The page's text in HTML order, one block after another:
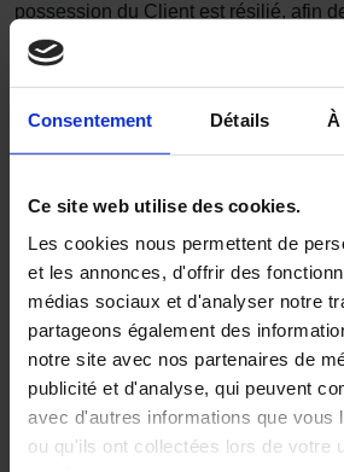
Consentement Détails
Ce site web utilise des cookies.
Les cookies nous permettent de
et les annonces, d'offrir des
médias sociaux et d'analyser notre
partageons également des
notre site avec nos partenaires de
publicité et d'analyse, qui peuvent
avec d'autres informations que vous
ou qu'ils ont collectées lors de votre
possession du Client est résilié, afin
9. DÉFAILLANCE OU
9.1.2 passe ou propose de passer un
créanciers ;
9.1.3 commet un acte de faillite
9.1.4 fait l’objet de toute résolution ou
liquidation de l’entreprise (autre qu’à